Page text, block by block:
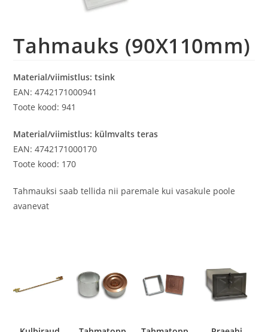
Tahmauks (90X110mm)
Material/viimistlus: tsink
EAN: 4742171000941
Toote kood: 941
Material/viimistlus: külmvalts teras
EAN: 4742171000170
Toote kood: 170
Tahmauksi saab tellida nii paremale kui vasakule poole
avanevat